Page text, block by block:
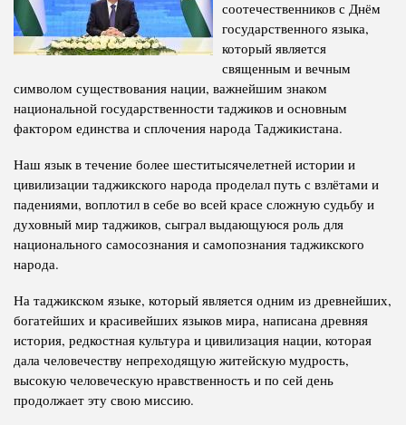
Полномочия
Биография
Книги
Статьи
ПРЕЗИДЕНТ РЕСПУБЛИКИ ТАДЖИКИСТАН
Структура Института
Руководители и сотрудники
История руководителей
соотечественников с Днём
государственного языка,
который является
священным и вечным
символом существования нации, важнейшим знаком
национальной государственности таджиков и основным
фактором единства и сплочения народа Таджикистана.
Наш язык в течение более шеститысячелетней истории и
цивилизации таджикского народа проделал путь с взлётами и
падениями, воплотил в себе во всей красе сложную судьбу и
духовный мир таджиков, сыграл выдающуюся роль для
национального самосознания и самопознания таджикского
народа.
На таджикском языке, который является одним из древнейших,
богатейших и красивейших языков мира, написана древняя
история, редкостная культура и цивилизация нации, которая
дала человечеству непреходящую житейскую мудрость,
высокую человеческую нравственность и по сей день
продолжает эту свою миссию.